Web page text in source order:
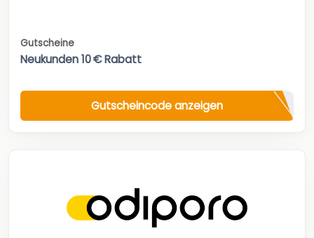
Gutscheine
Neukunden 10 € Rabatt
Gutscheincode anzeigen